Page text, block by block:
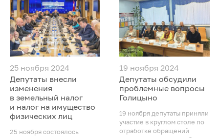
25 ноября 2024
Депутаты внесли
изменения
в земельный налог
и налог на имущество
физических лиц
25 ноября состоялось
19 ноября 2024
Депутаты обсудили
проблемные вопросы
Голицыно
19 ноября депутаты приняли
участие в круглом столе по
отработке обращений